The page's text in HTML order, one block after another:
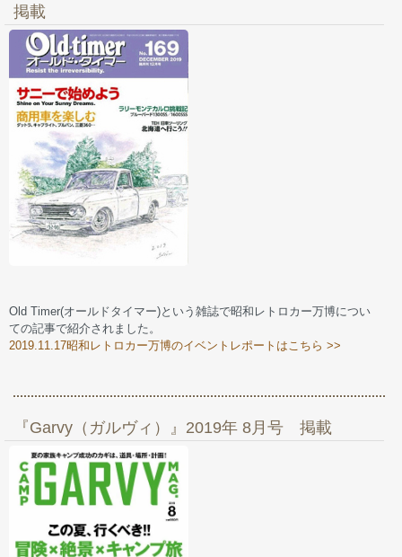
掲載
Old Timer(オールドタイマー)という雑誌で昭和レトロカー万博につい
ての記事で紹介されました。
2019.11.17昭和レトロカー万博のイベントレポートはこちら >>
『Garvy（ガルヴィ）』2019年 8月号 掲載